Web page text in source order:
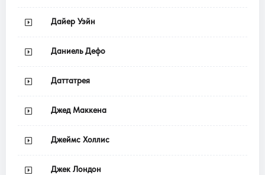
Дайер Уэйн
Даниель Дефо
Даттатрея
Джед Маккена
Джеймс Холлис
Джек Лондон